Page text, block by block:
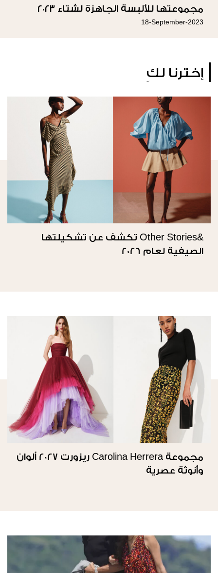
مجموعتها للألبسة الجاهزة لشتاء ٢٠٢٣
18-September-2023
إخترنا لكِ
&Other Stories تكشف عن تشكيلتها
الصيفية لعام 2026
مجموعة Carolina Herrera ريزورت 2027 ألوان
وأنوثة عصرية